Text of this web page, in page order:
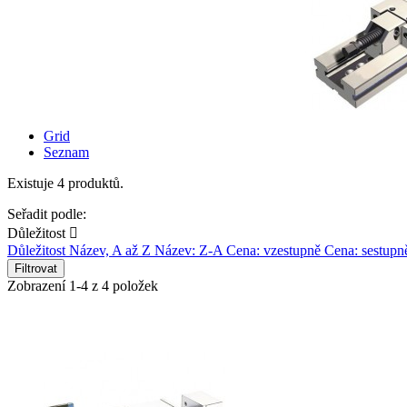
Grid
Seznam
Existuje 4 produktů.
Seřadit podle:
Důležitost 
Důležitost Název, A až Z Název: Z-A Cena: vzestupně Cena:
Filtrovat
Zobrazení 1-4 z 4 položek